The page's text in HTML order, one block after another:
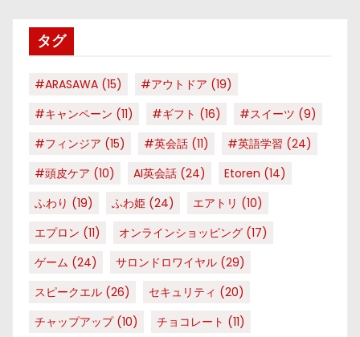
ータグ
#ARASAWA (15) #アウトドア (19)
#キャンペーン (11) #ギフト (16) #スイーツ (9)
#フィンジア (15) #英会話 (11) #英語学習 (24)
#頭皮ケア (10) AI英会話 (24) Etoren (14)
ふわり (19) ふわ姫 (24) エアトリ (10)
エプロン (11) オンラインショッピング (17)
ゲーム (24) サロンドロワイヤル (29)
スピークエル (26) セキュリティ (20)
チャップアップ(10) チョコレート (11)